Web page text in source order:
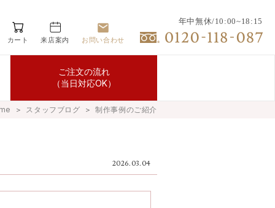
カート 来店案内 お問い合わせ
年中無休/10:00~18:15
ご注文の流れ
（当日対応OK）
＞ スタッフブログ ＞ 制作事例のご紹介
2026.03.04